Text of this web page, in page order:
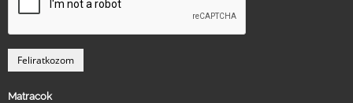
Matracok